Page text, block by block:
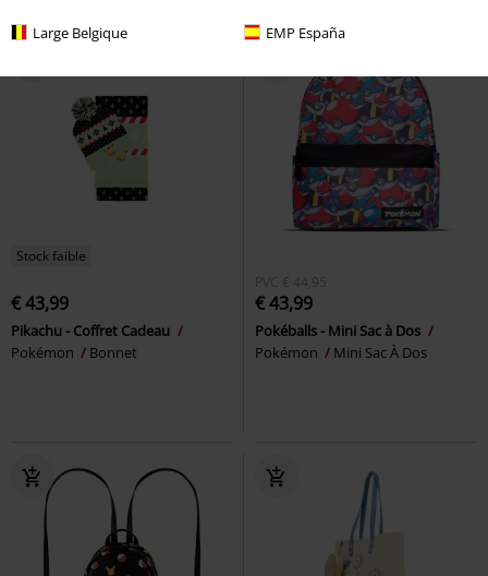
Large Belgique EMP España
Stock faible
€ 43,99
Pikachu - Coffret Cadeau
Pokémon
Bonnet
PVC € 44,95
€ 43,99
Pokéballs - Mini Sac à Dos
Pokémon
Mini Sac À Dos